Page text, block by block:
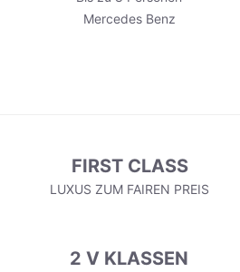
Mercedes Benz
FIRST CLASS
LUXUS ZUM FAIREN PREIS
2 V KLASSEN